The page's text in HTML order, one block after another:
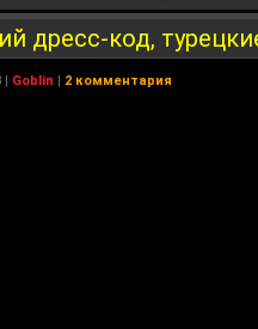
дресс-код,
| Goblin | 2 комментария